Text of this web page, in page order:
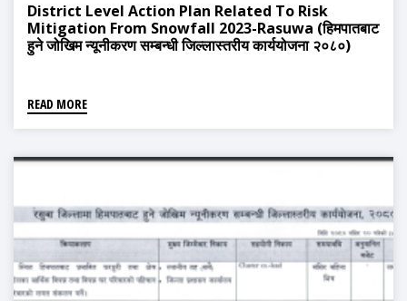
District Level Action Plan Related To Risk
Mitigation From Snowfall 2023-Rasuwa (हिमपातबाट
हुने जोखिम न्यूनीकरण सम्बन्धी जिल्लास्तरीय कार्ययोजना २०८०)
READ MORE